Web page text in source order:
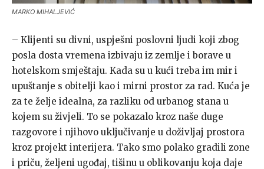
MARKO MIHALJEVIĆ
– Klijenti su divni, uspješni poslovni ljudi koji zbog
posla dosta vremena izbivaju iz zemlje i borave u
hotelskom smještaju. Kada su u kući treba im mir i
upuštanje s obitelji kao i mirni prostor za rad. Kuća je
za te želje idealna, za razliku od urbanog stana u
kojem su živjeli. To se pokazalo kroz naše duge
razgovore i njihovo uključivanje u doživljaj prostora
kroz projekt interijera. Tako smo polako gradili zone
i priču, željeni ugođaj, tišinu u oblikovanju koja daje